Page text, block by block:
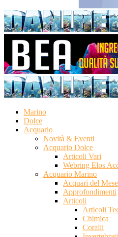
Marino
Dolce
Acquario
Novità & Eventi
Acquario Dolce
Articoli Vari
Webring Elos
Acquario Marino
Acquari del Mese
Approfondimenti
Articoli
Articoli
Chimica
Coralli